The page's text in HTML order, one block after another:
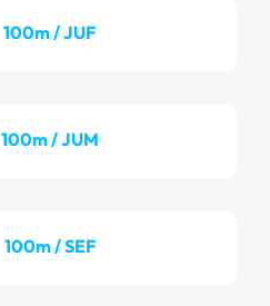
100m / JUF
100m / JUM
100m / SEF